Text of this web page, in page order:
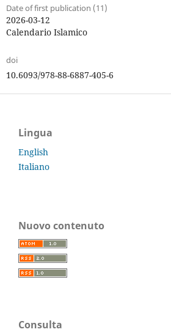
Date of first publication (11)
2026-03-12
Calendario Islamico
doi
10.6093/978-88-6887-405-6
Lingua
English
Italiano
Nuovo contenuto
Consulta